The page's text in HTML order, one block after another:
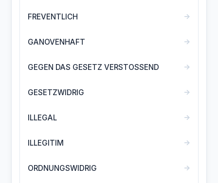
FREVENTLICH →
GANOVENHAFT →
GEGEN DAS GESETZ VERSTOSSEND →
GESETZWIDRIG →
ILLEGAL →
ILLEGITIM →
ORDNUNGSWIDRIG →